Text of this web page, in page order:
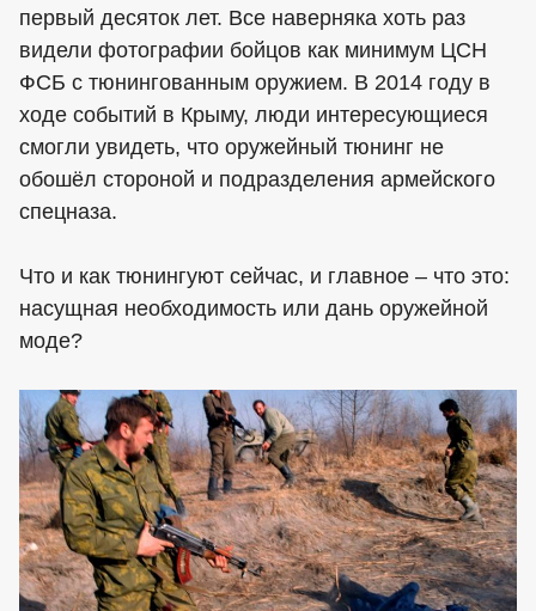
первый десяток лет. Все наверняка хоть раз
видели фотографии бойцов как минимум ЦСН
ФСБ с тюнингованным оружием. В 2014 году в
ходе событий в Крыму, люди интересующиеся
смогли увидеть, что оружейный тюнинг не
обошёл стороной и подразделения армейского
спецназа.
Что и как тюнингуют сейчас, и главное – что это:
насущная необходимость или дань оружейной
моде?